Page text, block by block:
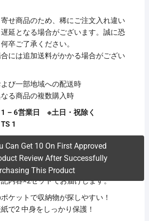
せ商品のため、稀にご注文入れ違い
延となる場合がございます。誠に恐
卒ご了承ください。
には追加送料がかかる場合がござい
よび一部地域への配送時
なる商品の複数購入時
1 – 6営業日 ※土日・祝除く
TS 1
ナカバヤシ（株）
WB
記内容×2セットでお届けします。
ケットで収納物が探しやすい！
で2 中身をしっかり保護！
Can Get 10 On First Approved
Review After Successfully
This Product